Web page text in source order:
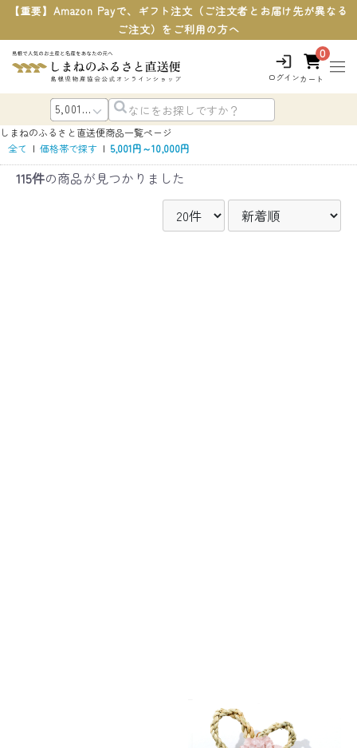
【重要】Amazon Payで、ギフト注文（ご注文者とお届け先が異なる
ご注文）をご利用の方へ
ログイン
0
カート
しまねのふるさと直送便商品一覧ページ
全て | 価格帯で探す | 5,001円～10,000円
115件の商品が見つかりました